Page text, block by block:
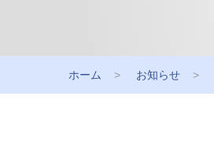
ホーム お知らせ